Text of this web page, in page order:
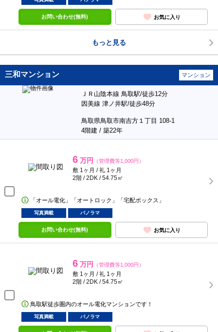
お問い合わせ(無料) お気に入り
もっと見る
三和マンション マンション
ＪＲ山陰本線 鳥取駅/徒歩12分
因美線 津ノ井駅/徒歩48分
鳥取県鳥取市南吉方１丁目 108-1
4階建 / 築22年
6 万円 （管理費等1,000円）
敷 1ヶ月 / 礼 1ヶ月
2階 / 2DK / 54.75㎡
「オール電化」「オートロック」「宅配ボックス」
写真満載 パノラマ
お問い合わせ(無料) お気に入り
6 万円 （管理費等1,000円）
敷 1ヶ月 / 礼 1ヶ月
2階 / 2DK / 54.75㎡
鳥取駅徒歩圏内のオール電化マンションです！
写真満載 パノラマ